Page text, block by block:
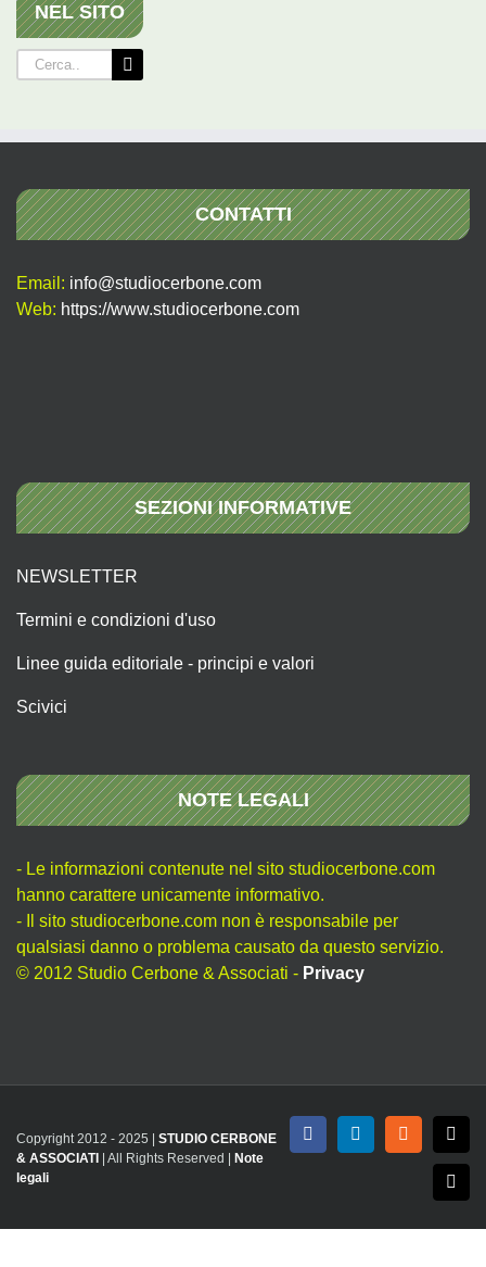
NEL SITO
Cerca
per:
CONTATTI
Email: info@studiocerbone.com
Web: https://www.studiocerbone.com
SEZIONI INFORMATIVE
NEWSLETTER
Termini e condizioni d'uso
Linee guida editoriale - principi e valori
Scivici
NOTE LEGALI
- Le informazioni contenute nel sito studiocerbone.com
hanno carattere unicamente informativo.
- Il sito studiocerbone.com non è responsabile per
qualsiasi danno o problema causato da questo servizio.
© 2012 Studio Cerbone & Associati - Privacy
Copyright 2012 - 2025 | STUDIO CERBONE
& ASSOCIATI
| All Rights Reserved |
Note
legali
FacebookLinkedInRss X